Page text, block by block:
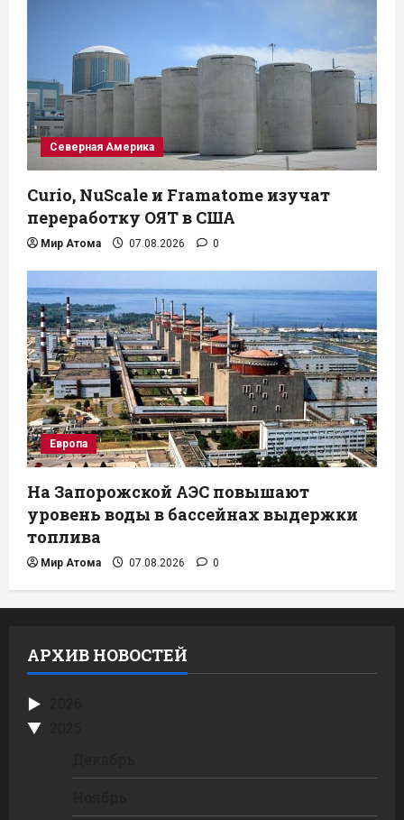
Северная Америка
Curio, NuScale и Framatome изучат
переработку ОЯТ в США
Мир Атома 07.08.2026 0
Европа
На Запорожской АЭС повышают
уровень воды в бассейнах выдержки
топлива
Мир Атома 07.08.2026 0
АРХИВ НОВОСТЕЙ